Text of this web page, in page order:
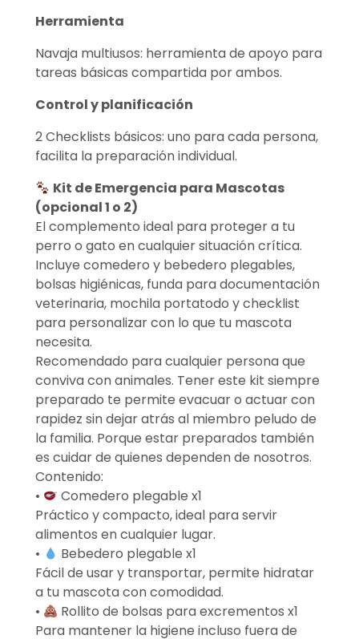
Herramienta
Navaja multiusos: herramienta de apoyo para
tareas básicas compartida por ambos.
Control y planificación
2 Checklists básicos: uno para cada persona,
facilita la preparación individual.
Kit de Emergencia para Mascotas
(opcional 1 o 2)
El complemento ideal para proteger a tu
perro o gato en cualquier situación crítica.
Incluye comedero y bebedero plegables,
bolsas higiénicas, funda para documentación
veterinaria, mochila portatodo y checklist
para personalizar con lo que tu mascota
necesita.
Recomendado para cualquier persona que
conviva con animales. Tener este kit siempre
preparado te permite evacuar o actuar con
rapidez sin dejar atrás al miembro peludo de
la familia. Porque estar preparados también
es cuidar de quienes dependen de nosotros.
Contenido:
•
Comedero plegable x1
Práctico y compacto, ideal para servir
alimentos en cualquier lugar.
•
Bebedero plegable x1
Fácil de usar y transportar, permite hidratar
a tu mascota con comodidad.
•
Rollito de bolsas para excrementos x1
Para mantener la higiene incluso fuera de